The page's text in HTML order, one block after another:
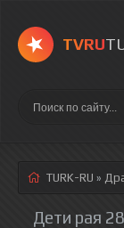
TVRU
TURK-RU »
Дети рая